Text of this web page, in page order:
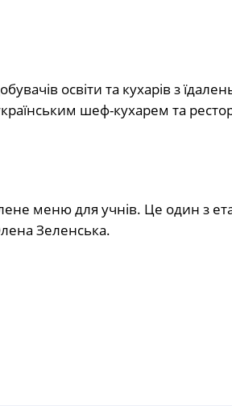
освіти та кухарів з
шеф-кухарем та
меню для учнів. Це один з
Зеленська.